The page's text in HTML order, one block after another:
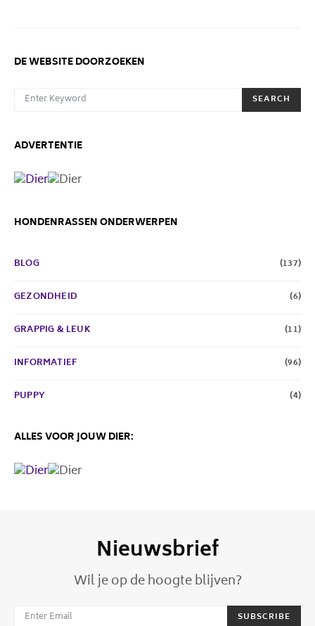
DE WEBSITE DOORZOEKEN
SEARCH FOR:
SEARCH
ADVERTENTIE
HONDENRASSEN ONDERWERPEN
BLOG (137)
GEZONDHEID (6)
GRAPPIG & LEUK (11)
INFORMATIEF (96)
PUPPY (4)
ALLES VOOR JOUW DIER:
Nieuwsbrief
Wil je op de hoogte blijven?
SUBSCRIBE